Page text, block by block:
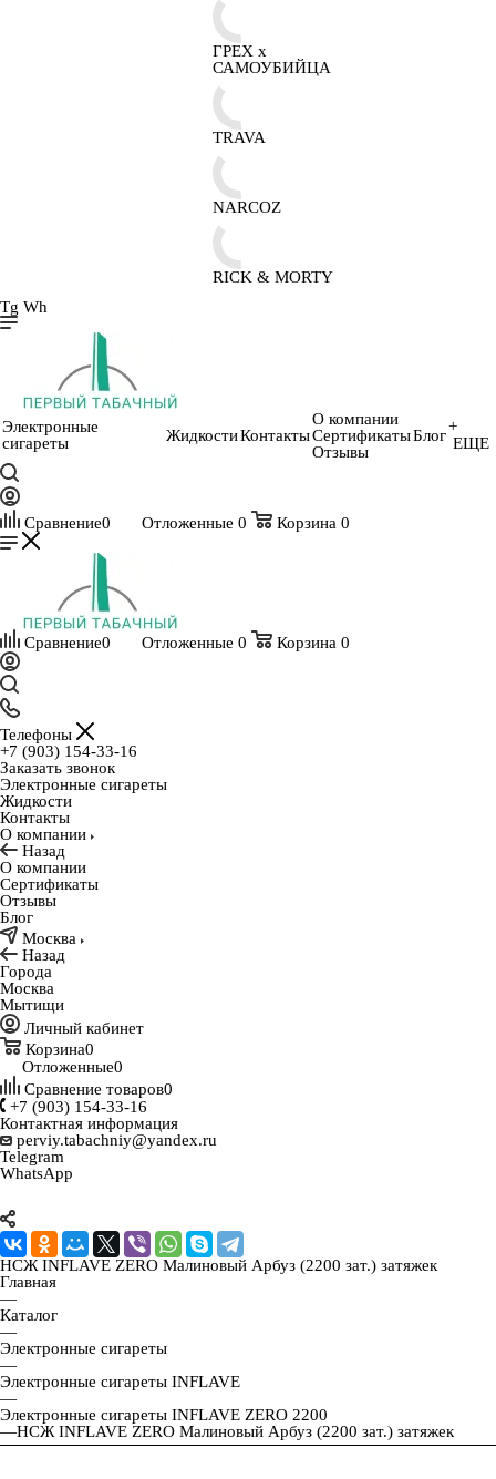
ГРЕХ х
САМОУБИЙЦА
TRAVA
NARCOZ
RICK & MORTY
Tg Wh
Электронные
сигареты
ЖидкостиКонтакты
О компании
Сертификаты
Отзывы
Блог+
ЕЩЕ
Сравнение0 Отложенные 0 Корзина 0
Сравнение0 Отложенные 0 Корзина 0
Телефоны
+7 (903) 154-33-16
Заказать звонок
Электронные сигареты
Жидкости
Контакты
О компании
Назад
О компании
Сертификаты
Отзывы
Блог
Москва
Назад
Города
Москва
Мытищи
Личный кабинет
Корзина0
Отложенные0
Сравнение товаров0
+7 (903) 154-33-16
Контактная информация
perviy.tabachniy@yandex.ru
Telegram
WhatsApp
НСЖ INFLAVE ZERO Малиновый Арбуз (2200 зат.) затяжек
Главная
—
Каталог
—
Электронные сигареты
—
Электронные сигареты INFLAVE
—
Электронные сигареты INFLAVE ZERO 2200
—НСЖ INFLAVE ZERO Малиновый Арбуз (2200 зат.) затяжек